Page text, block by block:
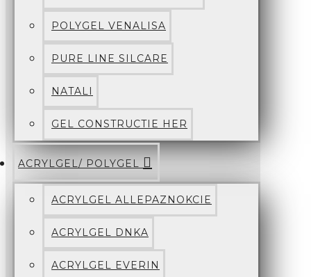
POLYGEL VENALISA
PURE LINE SILCARE
NATALI
GEL CONSTRUCTIE HER
ACRYLGEL/ POLYGEL
ACRYLGEL ALLEPAZNOKCIE
ACRYLGEL DNKA
ACRYLGEL EVERIN